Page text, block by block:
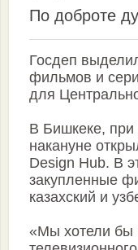
По доброте
Госдеп
фильмов и
для
В Бишкеке,
накануне
Design Hub. В
закупленные
казахский и
«Мы хотели бы